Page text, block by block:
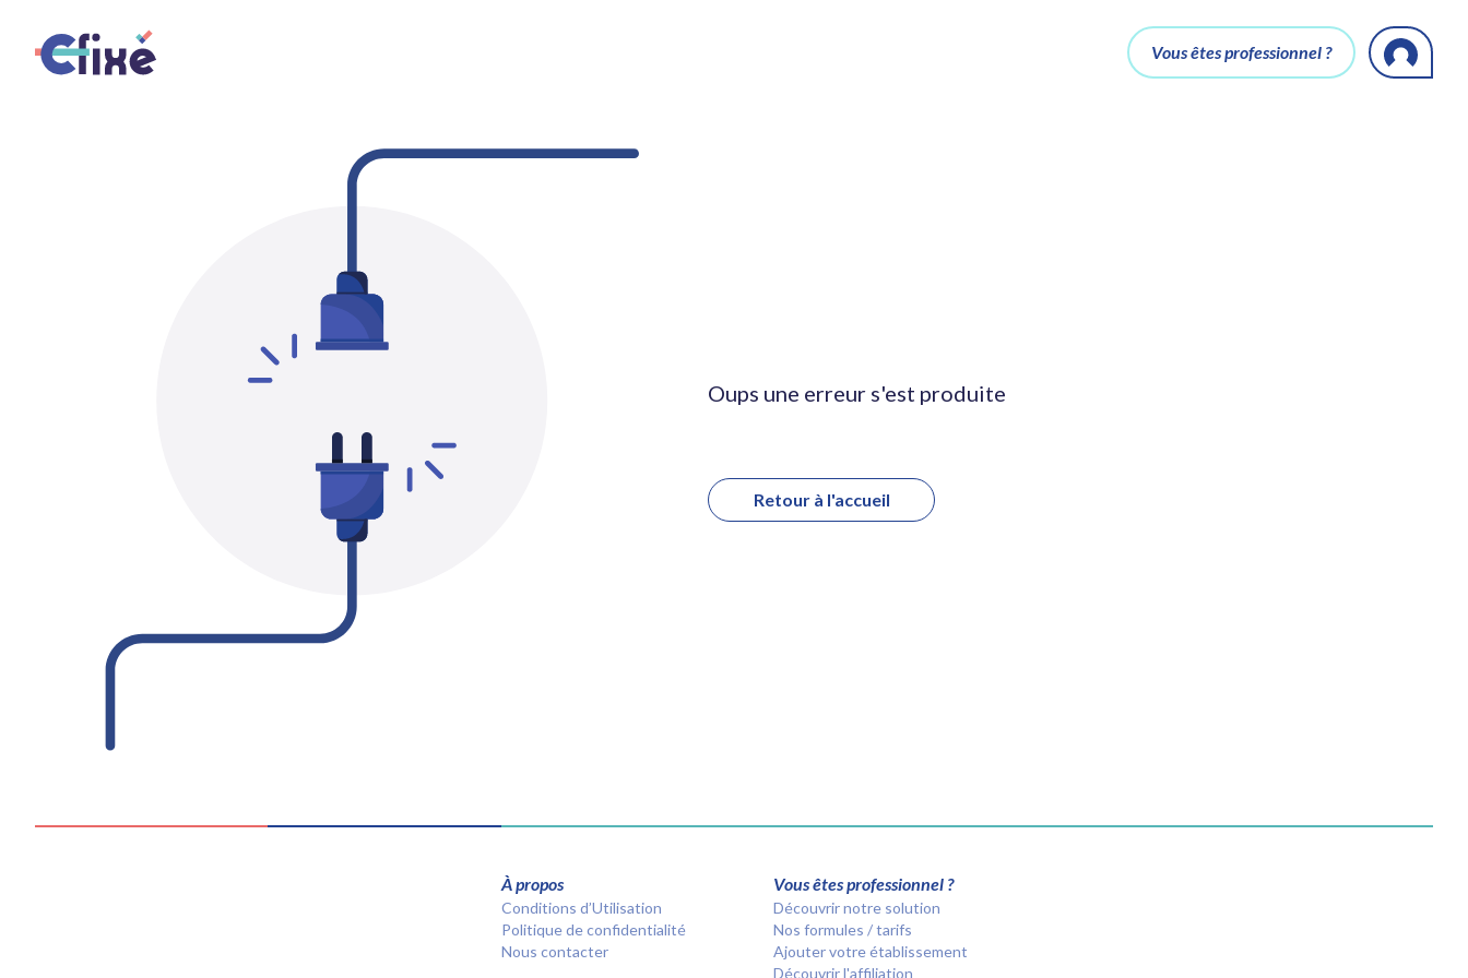
Vous êtes professionnel ?
Oups une erreur s'est produite
Retour à l'accueil
À propos
Conditions d’Utilisation
Politique de confidentialité
Nous contacter
Vous êtes professionnel ?
Découvrir notre solution
Nos formules / tarifs
Ajouter votre établissement
Découvrir l'affiliation